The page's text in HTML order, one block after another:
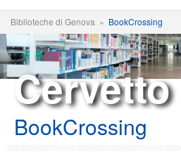
Biblioteche di Genova » BookCrossing
Cervetto
BookCrossing